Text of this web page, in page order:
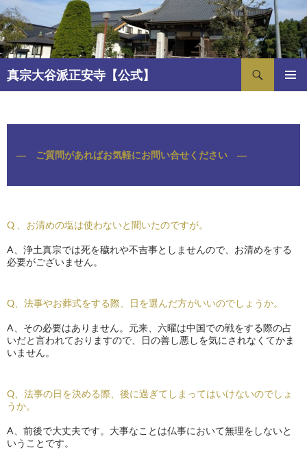
コ
ン
テ
ン
ツ
へ
キ
真宗大谷派正安寺【公式】
検
索
― ご質問があればお気軽にお問い合せください ―
Q 、お清めの塩は使わないと聞いたのですが。
A、浄土真宗では死を穢れや不吉事としませんので、お清めをする
必要がございません。
Q、法事やお葬式をする際、日を選んだ方がいいのでしょうか。
A、その必要はありません。元来、六曜は中国での戦をする際の占
いだと言われておりますので、日の善し悪しを気にされなくてかま
いません。
Q、法事の日を決める際、後に過ぎてしまってはいけないのでしょ
うか。
A、前後で大丈夫です。大事なことは仏事において無理をしないと
いうことです。